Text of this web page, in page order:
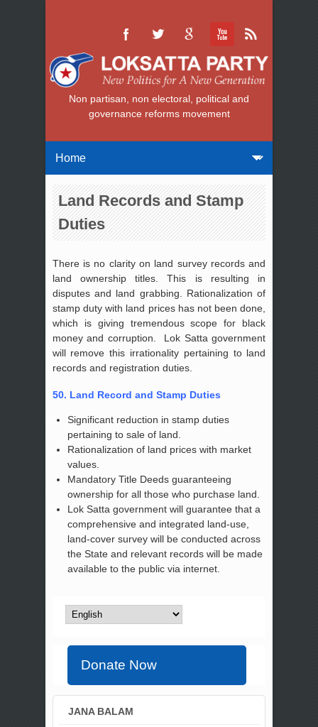
Non partisan, non electoral, political and
governance reforms movement
Land Records and Stamp
Duties
There is no clarity on land survey records and
land ownership titles. This is resulting in
disputes and land grabbing. Rationalization of
stamp duty with land prices has not been done,
which is giving tremendous scope for black
money and corruption. Lok Satta government
will remove this irrationality pertaining to land
records and registration duties.
50. Land Record and Stamp Duties
Significant reduction in stamp duties
pertaining to sale of land.
Rationalization of land prices with market
values.
Mandatory Title Deeds guaranteeing
ownership for all those who purchase land.
Lok Satta government will guarantee that a
comprehensive and integrated land-use,
land-cover survey will be conducted across
the State and relevant records will be made
available to the public via internet.
Donate Now
JANA BALAM